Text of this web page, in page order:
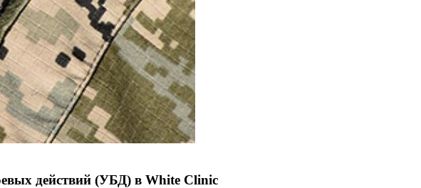
действий (УБД) в White Clinic